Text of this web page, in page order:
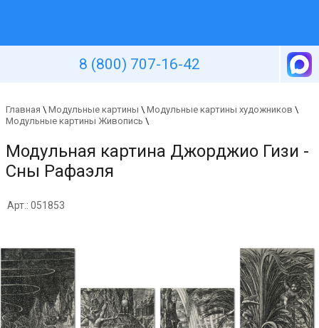
8 (800) 707-16-42
Главная \ Модульные картины \ Модульные картины художников \
Модульные картины Живопись \
Модульная картина Джорджио Гизи -
Сны Рафаэля
Арт.: 051853